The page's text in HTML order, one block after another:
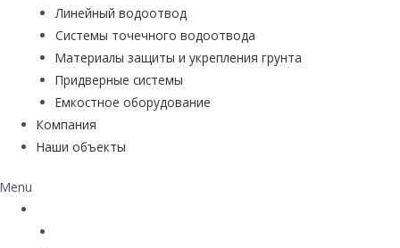
Линейный водоотвод
Системы точечного водоотвода
Материалы защиты и укрепления грунта
Придверные системы
Емкостное оборудование
Компания
Наши объекты
Menu